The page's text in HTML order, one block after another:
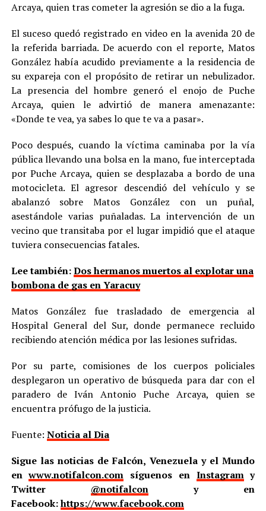
Arcaya, quien tras cometer la agresión se dio a la fuga.
El suceso quedó registrado en video en la avenida 20 de
la referida barriada. De acuerdo con el reporte, Matos
González había acudido previamente a la residencia de
su expareja con el propósito de retirar un nebulizador.
La presencia del hombre generó el enojo de Puche
Arcaya, quien le advirtió de manera amenazante:
«Donde te vea, ya sabes lo que te va a pasar».
Poco después, cuando la víctima caminaba por la vía
pública llevando una bolsa en la mano, fue interceptada
por Puche Arcaya, quien se desplazaba a bordo de una
motocicleta. El agresor descendió del vehículo y se
abalanzó sobre Matos González con un puñal,
asestándole varias puñaladas. La intervención de un
vecino que transitaba por el lugar impidió que el ataque
tuviera consecuencias fatales.
Lee también:Dos hermanos muertos al explotar una
bombona de gas en Yaracuy
Matos González fue trasladado de emergencia al
Hospital General del Sur, donde permanece recluido
recibiendo atención médica por las lesiones sufridas.
Por su parte, comisiones de los cuerpos policiales
desplegaron un operativo de búsqueda para dar con el
paradero de Iván Antonio Puche Arcaya, quien se
encuentra prófugo de la justicia.
Fuente: Noticia al Dia
Sigue las noticias de Falcón, Venezuela y el Mundo
enwww.notifalcon.com síguenos en Instagramy
Twitter @notifalcony en
Facebook:https://www.facebook.com